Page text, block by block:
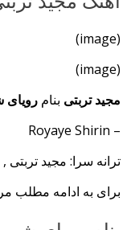
(image)
(image)
مجید تربتی بنام رویای
– Royaye Shirin
ترانه سرا: مجید
برای به ادامه مطلب